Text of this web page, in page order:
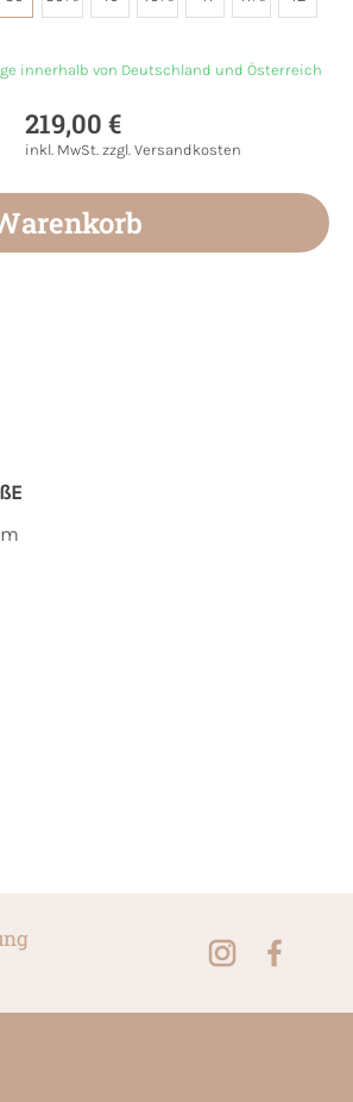
innerhalb von Deutschland und Österreich
gewünschten Wert ein
219,00 €
inkl. MwSt. zzgl. Versandkosten